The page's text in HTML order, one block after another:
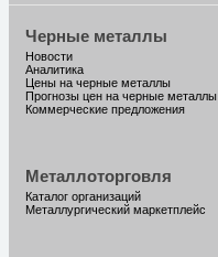
Черные металлы
Новости
Аналитика
Цены на черные металлы
Прогнозы цен на черные металлы
Коммерческие предложения
Металлоторговля
Каталог организаций
Металлургический маркетплейс